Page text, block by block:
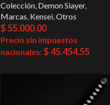
Colección, Demon Slayer,
Marcas, Kensei,Otros
$55.000,00
Precio sin impuestos
nacionales:$45.454,55